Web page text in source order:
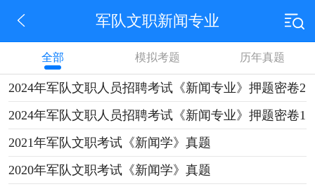
军队文职新闻专业
全部 模拟考题 历年真题
2024年军队文职人员招聘考试《新闻专业》押题密卷2
2024年军队文职人员招聘考试《新闻专业》押题密卷1
2021年军队文职考试《新闻学》真题
2020年军队文职考试《新闻学》真题